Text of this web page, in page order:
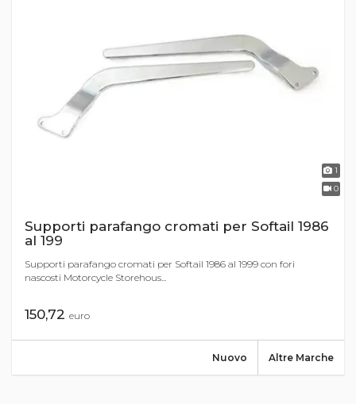
1
0
Supporti parafango cromati per Softail 1986
al 199
Supporti parafango cromati per Softail 1986 al 1999 con fori
nascosti Motorcycle Storehous...
150,72 euro
Altre Marche
Nuovo